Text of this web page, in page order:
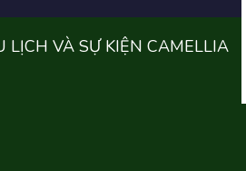
LỊCH VÀ SỰ KIỆN CAMELLIA